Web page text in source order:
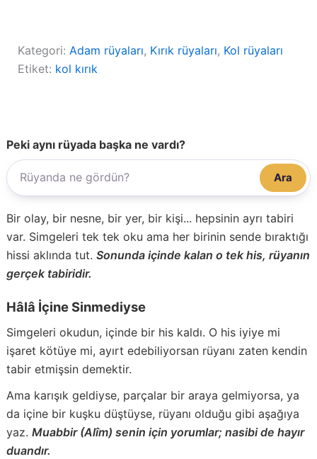
Kategori: Adam rüyaları, Kırık rüyaları, Kol rüyaları
Etiket: kol kırık
Peki aynı rüyada başka ne vardı?
Ara
Bir olay, bir nesne, bir yer, bir kişi... hepsinin ayrı tabiri
var. Simgeleri tek tek oku ama her birinin sende bıraktığı
hissi aklında tut. Sonunda içinde kalan o tek his, rüyanın
gerçek tabiridir.
Hâlâ İçine Sinmediyse
Simgeleri okudun, içinde bir his kaldı. O his iyiye mi
işaret kötüye mi, ayırt edebiliyorsan rüyanı zaten kendin
tabir etmişsin demektir.
Ama karışık geldiyse, parçalar bir araya gelmiyorsa, ya
da içine bir kuşku düştüyse, rüyanı olduğu gibi aşağıya
yaz. Muabbir (Alîm) senin için yorumlar; nasibi de hayır
duandır.